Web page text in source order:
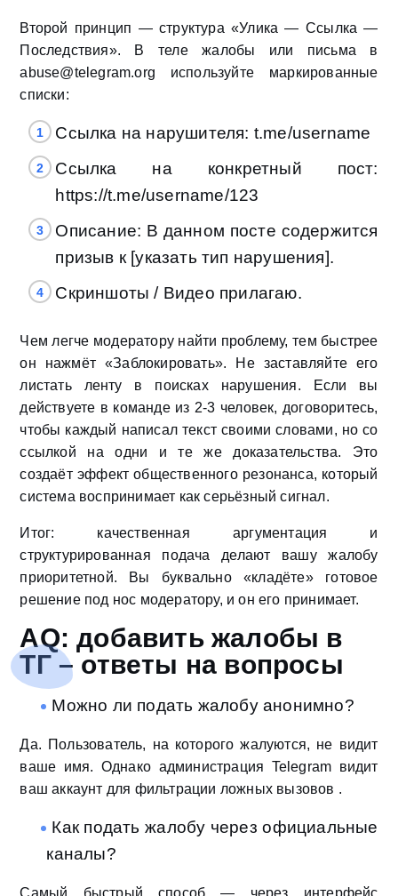
Второй принцип — структура «Улика — Ссылка —
Последствия». В теле жалобы или письма в
abuse@telegram.org используйте маркированные
списки:
Ссылка на нарушителя: t.me/username
Ссылка на конкретный пост:
https://t.me/username/123
Описание: В данном посте содержится
призыв к [указать тип нарушения].
Скриншоты / Видео прилагаю.
Чем легче модератору найти проблему, тем быстрее
он нажмёт «Заблокировать». Не заставляйте его
листать ленту в поисках нарушения. Если вы
действуете в команде из 2-3 человек, договоритесь,
чтобы каждый написал текст своими словами, но со
ссылкой на одни и те же доказательства. Это
создаёт эффект общественного резонанса, который
система воспринимает как серьёзный сигнал.
Итог: качественная аргументация и
структурированная подача делают вашу жалобу
приоритетной. Вы буквально «кладёте» готовое
решение под нос модератору, и он его принимает.
AQ: добавить жалобы в
ТГ – ответы на вопросы
Можно ли подать жалобу анонимно?
Да. Пользователь, на которого жалуются, не видит
ваше имя. Однако администрация Telegram видит
ваш аккаунт для фильтрации ложных вызовов .
Как подать жалобу через официальные
каналы?